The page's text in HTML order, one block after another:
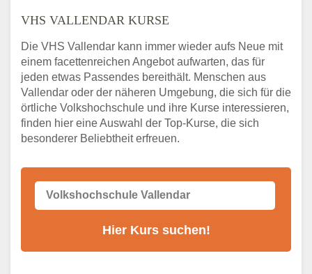
Umgebung
Abendschule Vallendar Kurssuche
VHS Vallendar Kurse
VHS Vallendar – Öffnungszeiten und
Telefonnummer
Stellenangebote der Volkshochschule
Vallendar
Alternativen zum VHS Programm 2026 in
VHS VALLENDAR KURSE
Die VHS Vallendar kann immer wieder aufs Neue mit
einem facettenreichen Angebot aufwarten, das für
jeden etwas Passendes bereithält. Menschen aus
Vallendar oder der näheren Umgebung, die sich für die
örtliche Volkshochschule und ihre Kurse interessieren,
finden hier eine Auswahl der Top-Kurse, die sich
besonderer Beliebtheit erfreuen.